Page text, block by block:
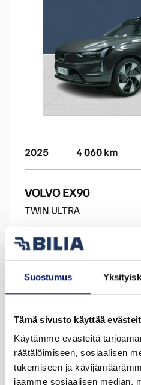
Suostumus
Tämä sivusto käyttää
Käytämme evästeitä
räätälöimiseen, sosiaalisen
tukemiseen ja
jaamme sosiaalisen median,
2025 4 060 km
VOLVO EX90
TWIN ULTRA
87 800 €